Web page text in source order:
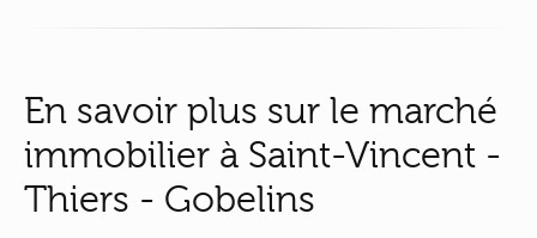
En savoir plus sur le marché
immobilier à Saint-Vincent -
Thiers - Gobelins